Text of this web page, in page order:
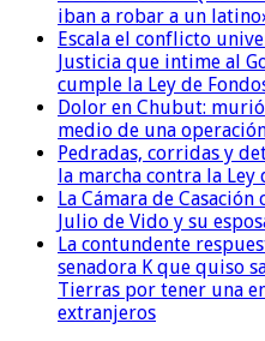
iban a robar a un
Escala el conflicto
Justicia que intime al
cumple la Ley de
Dolor en Chubut:
medio de una
Pedradas, corridas y
la marcha contra la
La Cámara de
Julio de Vido y su
La contundente
senadora K que quiso
Tierras por tener una
extranjeros